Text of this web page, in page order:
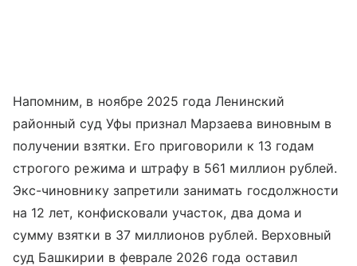
Напомним, в ноябре 2025 года Ленинский
районный суд Уфы признал Марзаева виновным в
получении взятки. Его приговорили к 13 годам
строгого режима и штрафу в 561 миллион рублей.
Экс-чиновнику запретили занимать госдолжности
на 12 лет, конфисковали участок, два дома и
сумму взятки в 37 миллионов рублей. Верховный
суд Башкирии в феврале 2026 года оставил